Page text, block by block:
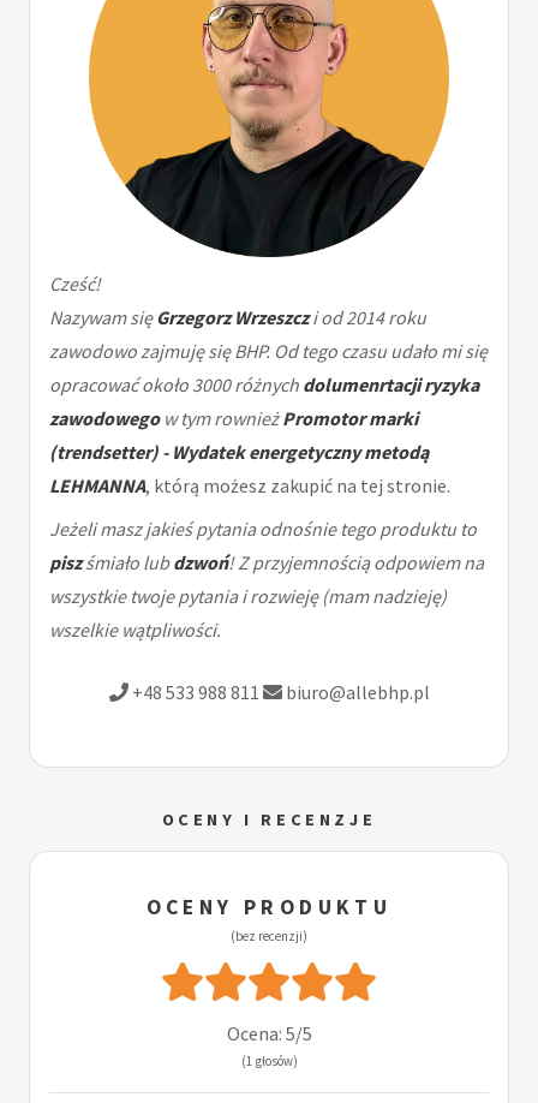
Cześć!
Nazywam sięGrzegorz Wrzeszczi od 2014 roku
zawodowo zajmuję się BHP. Od tego czasu udało mi się
opracować około 3000 różnych dolumenrtacji ryzyka
zawodowegow tym rownieżPromotor marki
(trendsetter) - Wydatek energetyczny metodą
LEHMANNA, którą możesz zakupić na tej stronie.
Jeżeli masz jakieś pytania odnośnie tego produktu to
piszśmiało lubdzwoń! Z przyjemnością odpowiem na
wszystkie twoje pytania i rozwieję (mam nadzieję)
wszelkie wątpliwości.
+48 533 988 811 biuro@allebhp.pl
OCENY I RECENZJE
OCENY PRODUKTU
(bez recenzji)
Ocena: 5/5
(1 głosów)